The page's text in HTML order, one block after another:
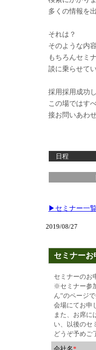
多くの情報を
それは？
そのような内
もちろんセミ
談に乗らせて
採用採用成功
この場ではす
接お問いあわ
日程
▶︎セミナー一
2019/08/27
セミナーお
セミナーのお
※セミナー参
ん”のページ
会場にてお申
また、お席に
い、以後のセ
どうぞ予めご